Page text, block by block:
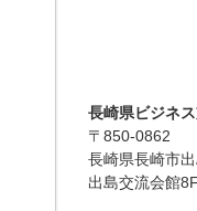
長崎県ビジネ
〒850-0862
長崎県長崎市
出島交流会館8F